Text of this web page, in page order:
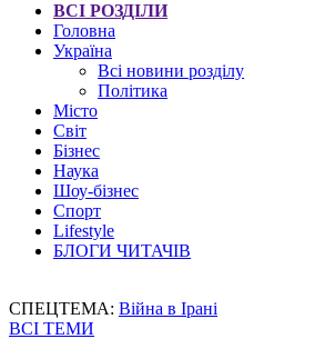
ВСІ РОЗДІЛИ
Головна
Україна
Всі новини розділу
Політика
Місто
Світ
Бізнес
Наука
Шоу-бізнес
Спорт
Lifestyle
БЛОГИ ЧИТАЧІВ
СПЕЦТЕМА: Війна в Ірані
ВСІ ТЕМИ